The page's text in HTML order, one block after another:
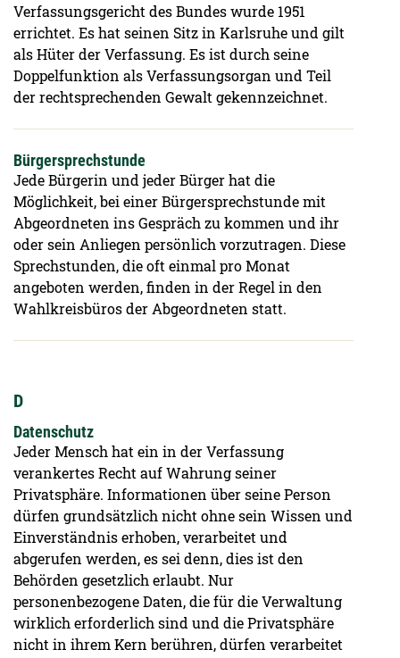
Verfassungsgericht des Bundes wurde 1951
errichtet. Es hat seinen Sitz in Karlsruhe und gilt
als Hüter der Verfassung. Es ist durch seine
Doppelfunktion als Verfassungsorgan und Teil
der rechtsprechenden Gewalt gekennzeichnet.
Bürgersprechstunde
Jede Bürgerin und jeder Bürger hat die
Möglichkeit, bei einer Bürgersprechstunde mit
Abgeordneten ins Gespräch zu kommen und ihr
oder sein Anliegen persönlich vorzutragen. Diese
Sprechstunden, die oft einmal pro Monat
angeboten werden, finden in der Regel in den
Wahlkreisbüros der Abgeordneten statt.
D
Datenschutz
Jeder Mensch hat ein in der Verfassung
verankertes Recht auf Wahrung seiner
Privatsphäre. Informationen über seine Person
dürfen grundsätzlich nicht ohne sein Wissen und
Einverständnis erhoben, verarbeitet und
abgerufen werden, es sei denn, dies ist den
Behörden gesetzlich erlaubt. Nur
personenbezogene Daten, die für die Verwaltung
wirklich erforderlich sind und die Privatsphäre
nicht in ihrem Kern berühren, dürfen verarbeitet